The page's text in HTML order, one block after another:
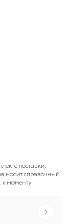
поставки,
носит справочный
к моменту